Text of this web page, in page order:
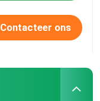
Contacteer ons